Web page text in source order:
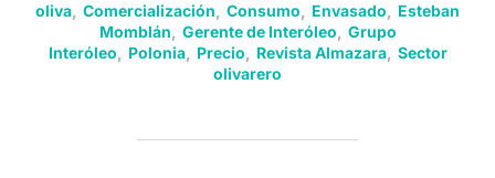
oliva Comercialización Consumo Envasado
Esteban
Momblán
Gerente de Interóleo
Grupo
Interóleo
Polonia, Precio Revista Almazara, Sector
olivarero